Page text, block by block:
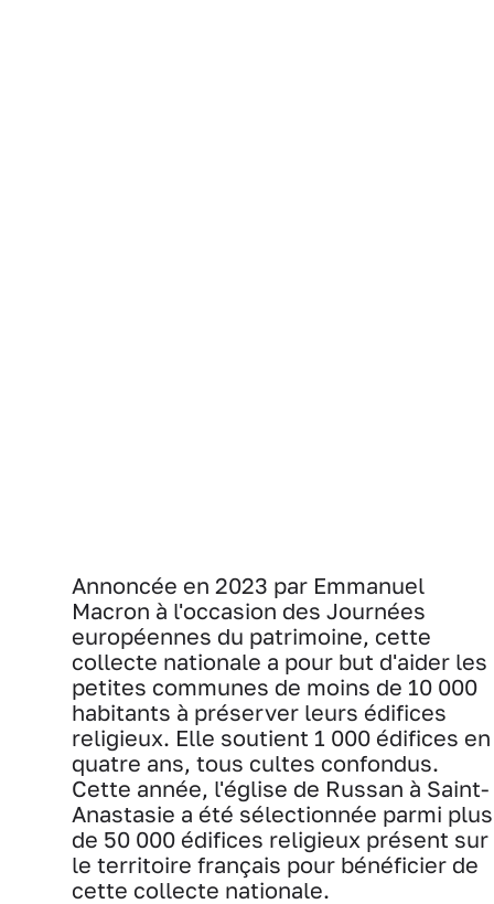
Annoncée en 2023 par Emmanuel
Macron à l'occasion des Journées
européennes du patrimoine, cette
collecte nationale a pour but d'aider les
petites communes de moins de 10 000
habitants à préserver leurs édifices
religieux. Elle soutient 1 000 édifices en
quatre ans, tous cultes confondus.
Cette année, l'église de Russan à Saint-
Anastasie a été sélectionnée parmi plus
de 50 000 édifices religieux présent sur
le territoire français pour bénéficier de
cette collecte nationale.